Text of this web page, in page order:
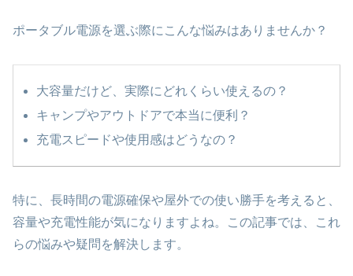
ポータブル電源を選ぶ際にこんな悩みはありませんか？
大容量だけど、実際にどれくらい使えるの？
キャンプやアウトドアで本当に便利？
充電スピードや使用感はどうなの？
特に、長時間の電源確保や屋外での使い勝手を考えると、
容量や充電性能が気になりますよね。この記事では、これ
らの悩みや疑問を解決します。